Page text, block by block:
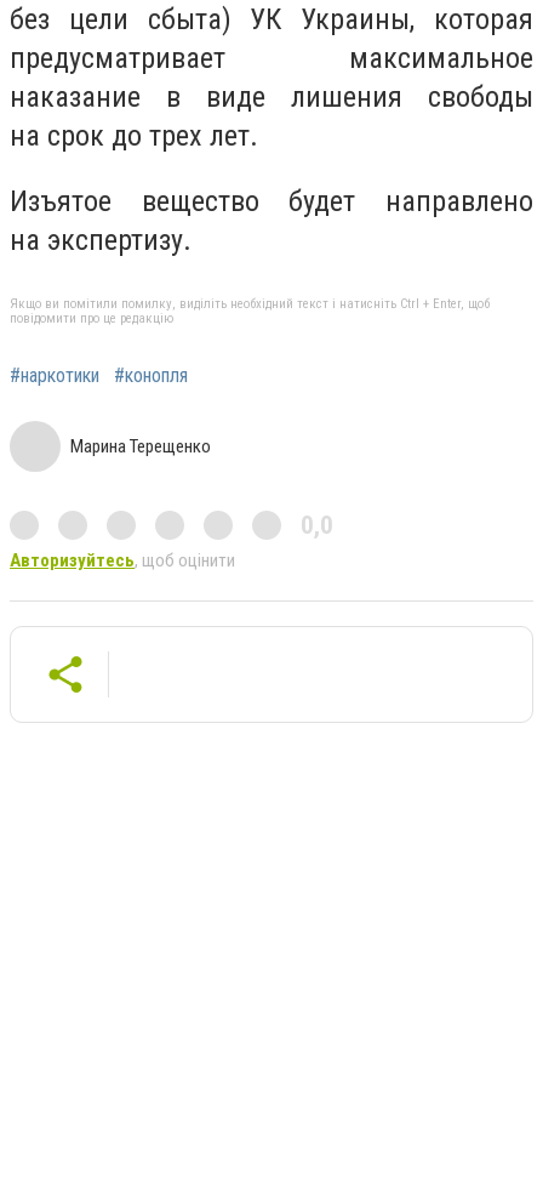
без цели сбыта) УК Украины, которая
предусматривает максимальное
наказание в виде лишения свободы
на срок до трех лет.
Изъятое вещество будет направлено
на экспертизу.
Якщо ви помітили помилку, виділіть необхідний текст і натисніть Ctrl + Enter, щоб
повідомити про це редакцію
#наркотики #конопля
Марина Терещенко
0,0
Авторизуйтесь, щоб оцінити